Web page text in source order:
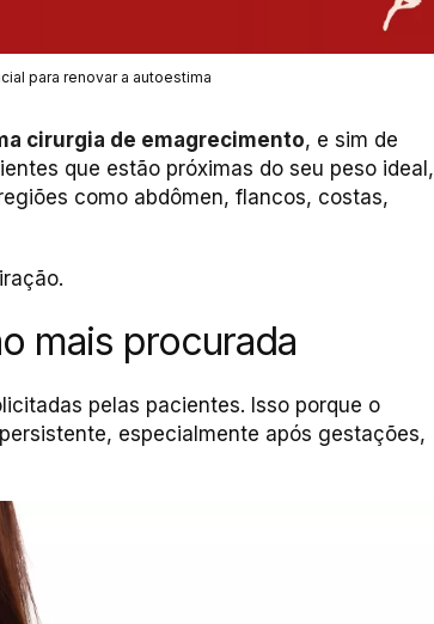
para renovar a autoestima
cirurgia de emagrecimento, e sim de
que estão próximas do seu peso ideal,
como abdômen, flancos, costas,
mais procurada
pelas pacientes. Isso porque o
especialmente após gestações,